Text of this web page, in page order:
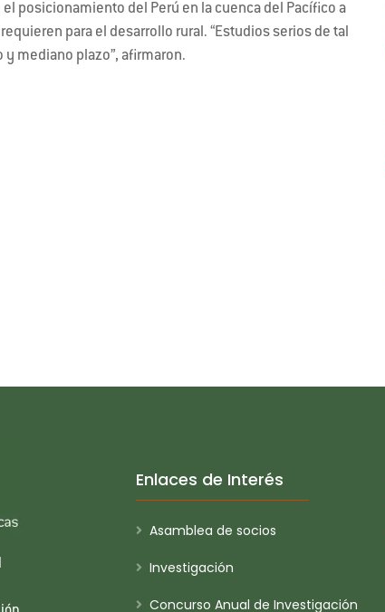
posicionamiento del Perú en la cuenca del Pacífico a
para el desarrollo rural. “Estudios serios de tal
mediano plazo”, afirmaron.
Enlaces de Interés
Asamblea de socios
Investigación
Concurso Anual de Investigación